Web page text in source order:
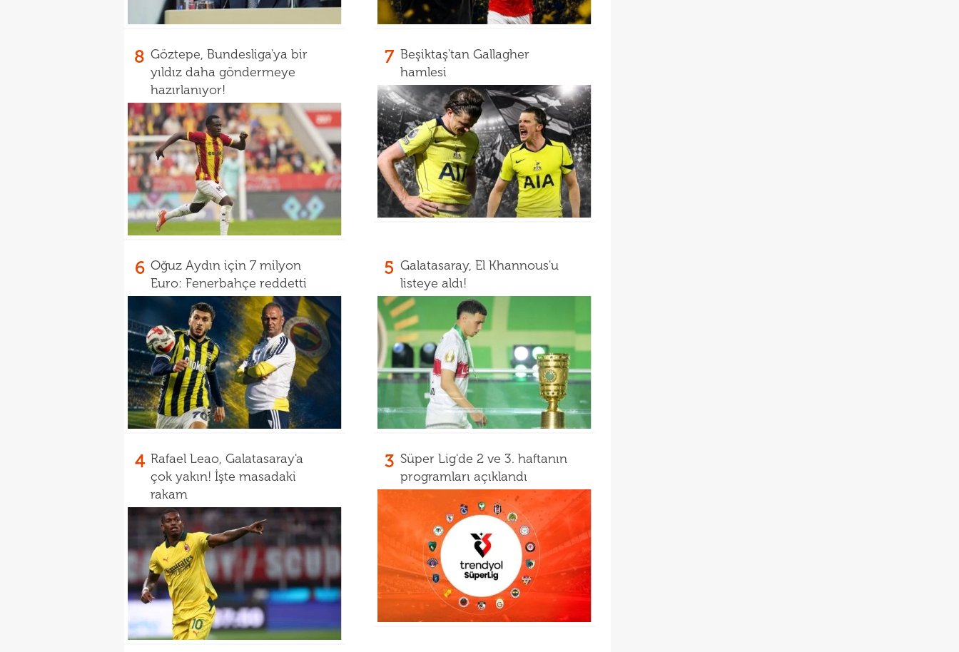
8 Göztepe, Bundesliga'ya bir
yıldız daha göndermeye
hazırlanıyor!
7 Beşiktaş'tan Gallagher
hamlesi
6 Oğuz Aydın için 7 milyon
Euro: Fenerbahçe reddetti
5 Galatasaray, El Khannous'u
listeye aldı!
4 Rafael Leao, Galatasaray'a
çok yakın! İşte masadaki
rakam
3 Süper Lig'de 2 ve 3. haftanın
programları açıklandı